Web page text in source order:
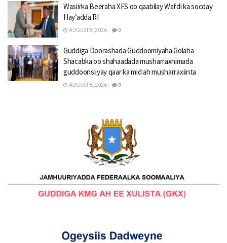
Wasiirka Beeraha XFS oo qaabilay Wafdi ka socday
Hay’adda RI
AUGUST 8, 2026 0
Guddiga Doorashada Guddoomiyaha Golaha
Shacabka oo shahaadada musharraxnimada
guddoonsiiyay qaar ka mid ah musharraxiinta
AUGUST 8, 2026 0